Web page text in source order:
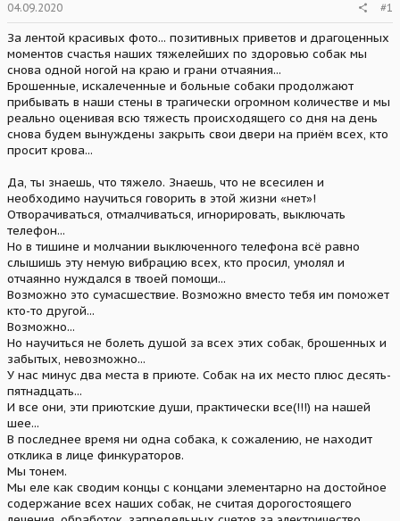
04.09.2020 #1
За лентой красивых фото... позитивных приветов и драгоценных
моментов счастья наших тяжелейших по здоровью собак мы
снова одной ногой на краю и грани отчаяния...
Брошенные, искалеченные и больные собаки продолжают
прибывать в наши стены в трагически огромном количестве и мы
реально оценивая всю тяжесть происходящего со дня на день
снова будем вынуждены закрыть свои двери на приём всех, кто
просит крова...
Да, ты знаешь, что тяжело. Знаешь, что не всесилен и
необходимо научиться говорить в этой жизни «нет»!
Отворачиваться, отмалчиваться, игнорировать, выключать
телефон...
Но в тишине и молчании выключенного телефона всё равно
слышишь эту немую вибрацию всех, кто просил, умолял и
отчаянно нуждался в твоей помощи...
Возможно это сумасшествие. Возможно вместо тебя им поможет
кто-то другой...
Возможно...
Но научиться не болеть душой за всех этих собак, брошенных и
забытых, невозможно...
У нас минус два места в приюте. Собак на их место плюс десять-
пятнадцать...
И все они, эти приютские души, практически все(!!!) на нашей
шее...
В последнее время ни одна собака, к сожалению, не находит
отклика в лице финкураторов.
Мы тонем.
Мы еле как сводим концы с концами элементарно на достойное
содержание всех наших собак, не считая дорогостоящего